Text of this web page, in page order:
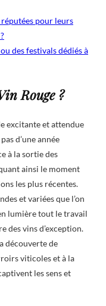
pour leurs
des festivals dédiés à
Rouge ?
excitante et attendue
d’une année
à la sortie des
ainsi le moment
les plus récentes.
et variées que l’on
lumière tout le travail
des vins d’exception.
découverte de
viticoles et à la
les sens et